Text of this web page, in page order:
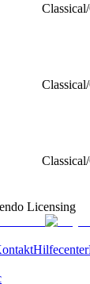
Licensing
Hilfecenter